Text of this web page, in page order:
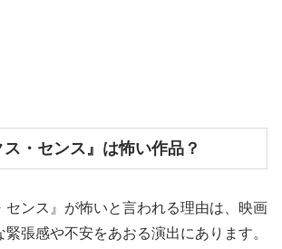
・センス』は怖い作品？
センス』が怖いと言われる理由は、映画
張感や不安をあおる演出にあります。